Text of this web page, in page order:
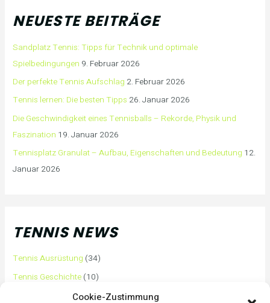
Cookie-Zustimmung
NEUESTE BEITRÄGE
Sandplatz Tennis: Tipps für Technik und optimale
Spielbedingungen 9. Februar 2026
Der perfekte Tennis Aufschlag 2. Februar 2026
Tennis lernen: Die besten Tipps 26. Januar 2026
Die Geschwindigkeit eines Tennisballs – Rekorde, Physik und
Faszination 19. Januar 2026
Tennisplatz Granulat – Aufbau, Eigenschaften und Bedeutung 12.
Januar 2026
TENNIS NEWS
Tennis Ausrüstung (34)
Tennis Geschichte (10)
Tennis Tipps und Tricks(63)